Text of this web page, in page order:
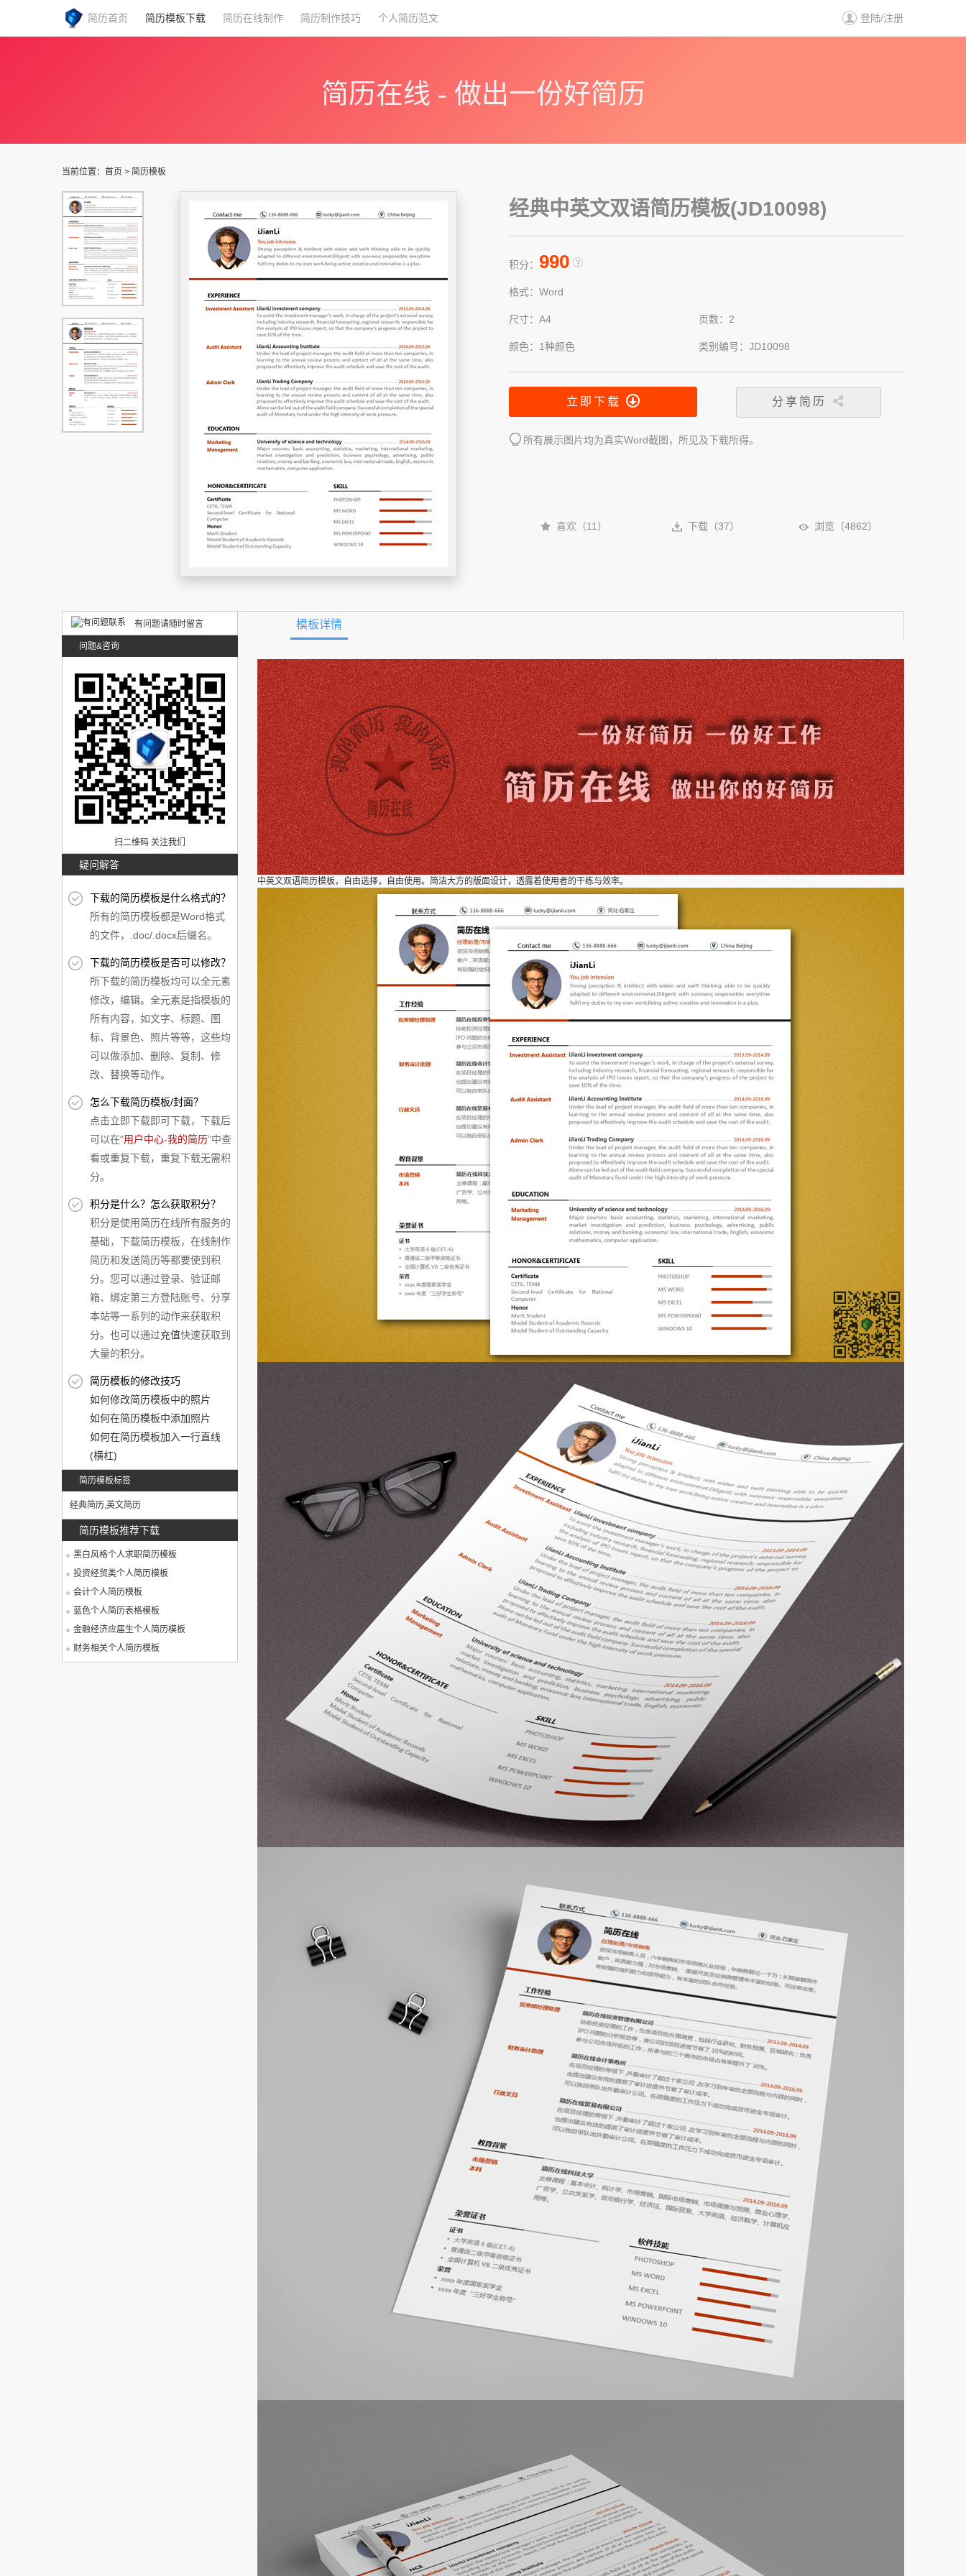
简历首页 简历模板下载 简历在线制作 简历制作技巧 个人简历范文 登陆/注册
简历在线 - 做出一份好简历
当前位置： 首页 > 简历模板
经典中英文双语简历模板(JD10098)
积分： 990
格式：Word
尺寸：A4 页数：2
颜色：1种颜色 类别编号：JD10098
立即下载 分享简历
所有展示图片均为真实Word截图，所见及下载所得。
喜欢（11） 下载（37） 浏览（4862）
有问题请随时留言
问题&咨询
扫二维码 关注我们
疑问解答
下载的简历模板是什么格式的？
所有的简历模板都是Word格式
的文件，.doc/.docx后缀名。
下载的简历模板是否可以修改？
所下载的简历模板均可以全元素
修改，编辑。全元素是指模板的
所有内容，如文字、标题、图
标、背景色、照片等等，这些均
可以做添加、删除、复制、修
改、替换等动作。
怎么下载简历模板/封面？
点击立即下载即可下载，下载后
可以在“用户中心-我的简历”中查
看或重复下载，重复下载无需积
分。
积分是什么？怎么获取积分？
积分是使用简历在线所有服务的
基础，下载简历模板，在线制作
简历和发送简历等都要使到积
分。您可以通过登录、验证邮
箱、绑定第三方登陆账号、分享
本站等一系列的动作来获取积
分。也可以通过充值快速获取到
大量的积分。
简历模板的修改技巧
如何修改简历模板中的照片
如何在简历模板中添加照片
如何在简历模板加入一行直线
(横杠)
简历模板标签
经典简历,英文简历
简历模板推荐下载
黑白风格个人求职简历模板
投资经贸类个人简历模板
会计个人简历模板
蓝色个人简历表格模板
金融经济应届生个人简历模板
财务相关个人简历模板
模板详情
中英文双语简历模板，自由选择，自由使用。简洁大方的版面设计，透露着使用者的干练与效率。